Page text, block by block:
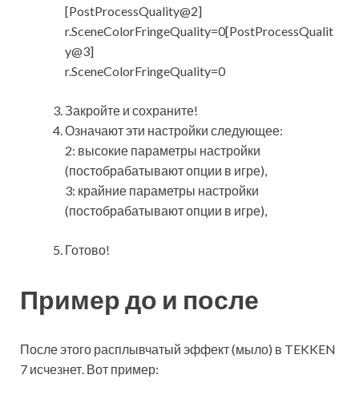
[PostProcessQuality@2]
r.SceneColorFringeQuality=0[PostProcessQualit
y@3]
r.SceneColorFringeQuality=0
Закройте и сохраните!
Означают эти настройки следующее:
2: высокие параметры настройки
(постобрабатывают опции в игре),
3: крайние параметры настройки
(постобрабатывают опции в игре),
Готово!
Пример до и после
После этого расплывчатый эффект (мыло) в TEKKEN
7 исчезнет. Вот пример: